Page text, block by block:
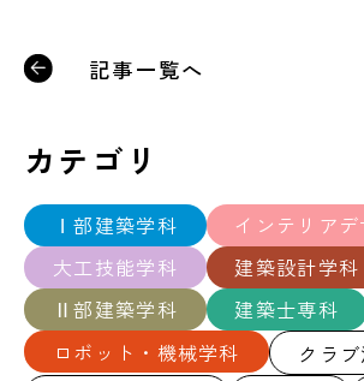
記事一覧へ
カテゴリ
Ⅰ部建築学科
インテリア
大工技能学科
建築設計学科
Ⅱ部建築学科
建築士専科
ロボット・機械学科
クラ